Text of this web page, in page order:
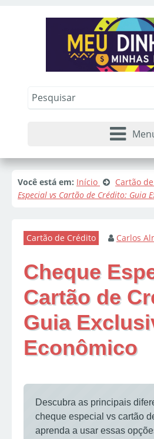
Você está em: Início Cartão
Especial vs Cartão de Crédito: Guia
Cartão de Crédito Carlos
Cheque
Cartão de
Guia
Econômico
Descubra as principais
cheque especial vs cartão
aprenda a usar essas